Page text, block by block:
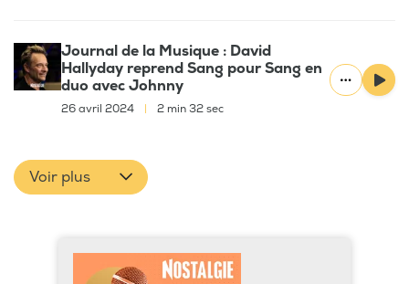
Journal de la Musique : David
Hallyday reprend Sang pour Sang en
duo avec Johnny
26 avril 2024 2 min 32 sec
Voir plus